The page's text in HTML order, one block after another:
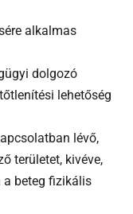
alkalmas
dolgozó
lehetőség
lévő,
területet, kivéve,
a beteg fizikális